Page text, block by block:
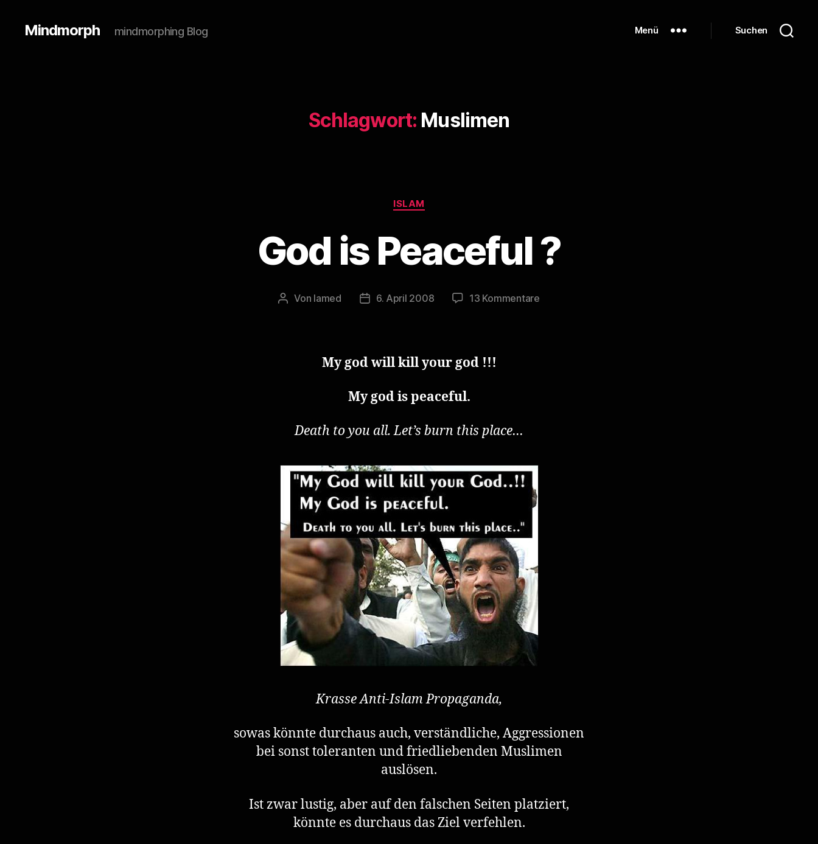
Mindmorph mindmorphing Blog Menü Suchen
Schlagwort: Muslimen
Kategorien
ISLAM
God is Peaceful ?
Beitragsautor
Von lamed Veröffentlichungsdatum
6. April 2008 13 Kommentarezu
My god will kill your god !!!
My god is peaceful.
Death to you all. Let’s burn this place…
Krasse Anti-Islam Propaganda,
sowas könnte durchaus auch, verständliche, Aggressionen
bei sonst toleranten und friedliebenden Muslimen
auslösen.
Ist zwar lustig, aber auf den falschen Seiten platziert,
könnte es durchaus das Ziel verfehlen.